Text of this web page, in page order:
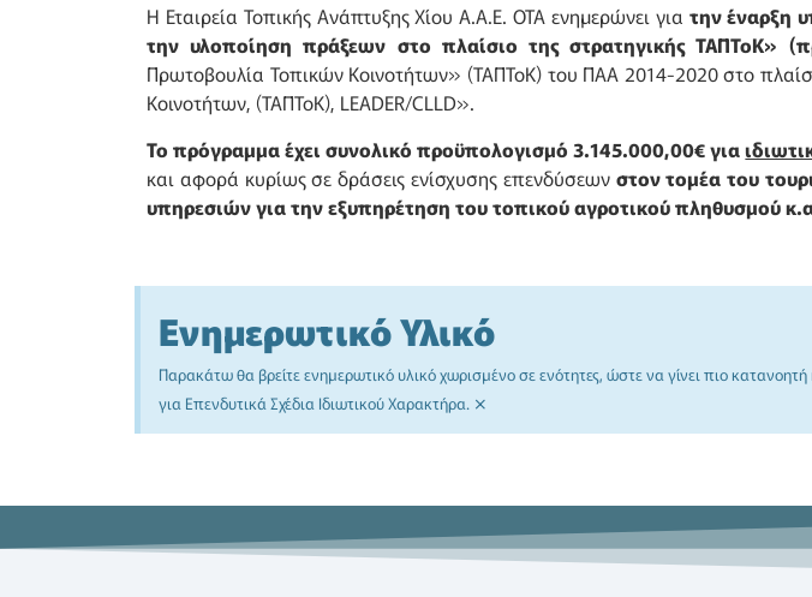
Η Εταιρεία Τοπικής Ανάπτυξης Χίου Α.Α.Ε. ΟΤΑ ενημερώνει για την έναρξη
την υλοποίηση πράξεων στο πλαίσιο της στρατηγικής ΤΑΠΤοΚ»
Πρωτοβουλία Τοπικών Κοινοτήτων» (ΤΑΠΤοΚ) του ΠΑΑ 2014-2020 στο
Κοινοτήτων, (ΤΑΠΤοΚ), LEADER/CLLD».
Το πρόγραμμα έχει συνολικό προϋπολογισμό 3.145.000,00€ για
και αφορά κυρίως σε δράσεις ενίσχυσης επενδύσεων στον τομέα του
υπηρεσιών για την εξυπηρέτηση του τοπικού αγροτικού πληθυσμού
Ενημερωτικό Υλικό
Παρακάτω θα βρείτε ενημερωτικό υλικό χωρισμένο σε ενότητες, ώστε να γίνει πιο
για Επενδυτικά Σχέδια Ιδιωτικού Χαρακτήρα. ×